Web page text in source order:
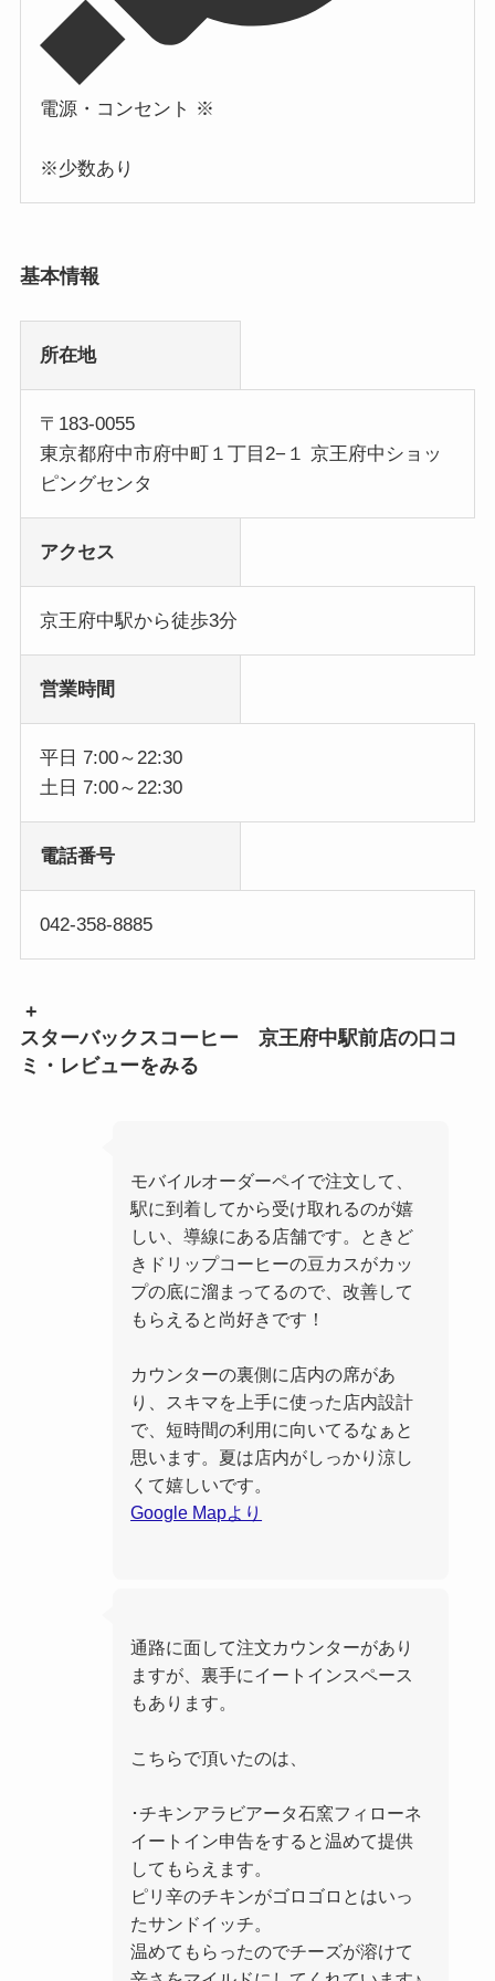
電源・コンセント ※
※少数あり
基本情報
所在地
〒183-0055
東京都府中市府中町１丁目2−１ 京王府中ショッ
ピングセンタ
アクセス
京王府中駅から徒歩3分
営業時間
平日 7:00～22:30
土日 7:00～22:30
電話番号
042-358-8885
+
スターバックスコーヒー 京王府中駅前店の口コ
ミ・レビューをみる
モバイルオーダーペイで注文して、
駅に到着してから受け取れるのが嬉
しい、導線にある店舗です。ときど
きドリップコーヒーの豆カスがカッ
プの底に溜まってるので、改善して
もらえると尚好きです！
カウンターの裏側に店内の席があ
り、スキマを上手に使った店内設計
で、短時間の利用に向いてるなぁと
思います。夏は店内がしっかり涼し
くて嬉しいです。
Google Mapより
通路に面して注文カウンターがあり
ますが、裏手にイートインスペース
もあります。
こちらで頂いたのは、
･チキンアラビアータ石窯フィローネ
イートイン申告をすると温めて提供
してもらえます。
ピリ辛のチキンがゴロゴロとはいっ
たサンドイッチ。
温めてもらったのでチーズが溶けて